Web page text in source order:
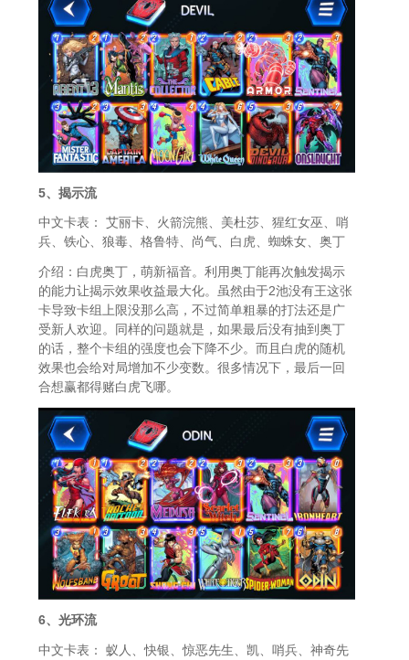
5、揭示流
中文卡表： 艾丽卡、火箭浣熊、美杜莎、猩红女巫、哨
兵、铁心、狼毒、格鲁特、尚气、白虎、蜘蛛女、奥丁
介绍：白虎奥丁，萌新福音。利用奥丁能再次触发揭示
的能力让揭示效果收益最大化。虽然由于2池没有王这张
卡导致卡组上限没那么高，不过简单粗暴的打法还是广
受新人欢迎。同样的问题就是，如果最后没有抽到奥丁
的话，整个卡组的强度也会下降不少。而且白虎的随机
效果也会给对局增加不少变数。很多情况下，最后一回
合想赢都得赌白虎飞哪。
6、光环流
中文卡表： 蚁人、快银、惊恶先生、凯、哨兵、神奇先